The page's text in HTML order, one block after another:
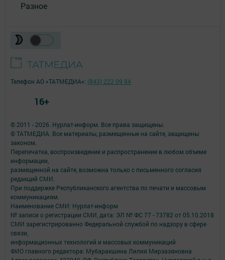
Разное
© 2011 - 2026. Нурлат-⁠информ. Все права защищены.
© ТАТМЕДИА. Все материалы, размещенные на сайте, защищены
законом.
Перепечатка, воспроизведение и распространение в любом объеме
информации,
размещенной на сайте, возможна только с письменного согласия
редакций СМИ.
При поддержке Республиканского агентства по печати и массовым
коммуникациям.
Наименование СМИ: Нурлат-⁠информ
№ записи о регистрации СМИ, дата: ЭЛ № ФС 77 -⁠ 73782 от 05.10.2018
СМИ зарегистрированно Федеральной службой по надзору в сфере
связи,
информационных технологий и массовых коммуникаций
ФИО главного редактора: Мубаракшина Лилия Мирзазяновна
Телефон АО «ТАТМЕДИА»: (843) 222 09 84
16+